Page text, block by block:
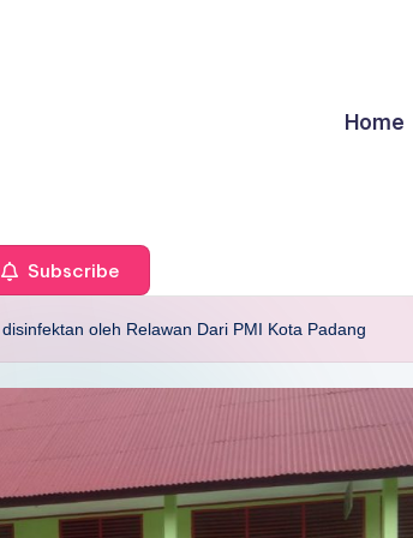
Home
Subscribe
oleh Relawan Dari PMI Kota Padang